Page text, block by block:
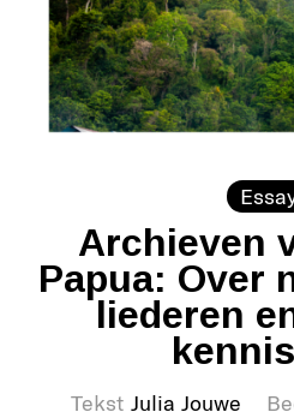
Archieven
Papua: Over
liederen
Tekst Julia Jouwe